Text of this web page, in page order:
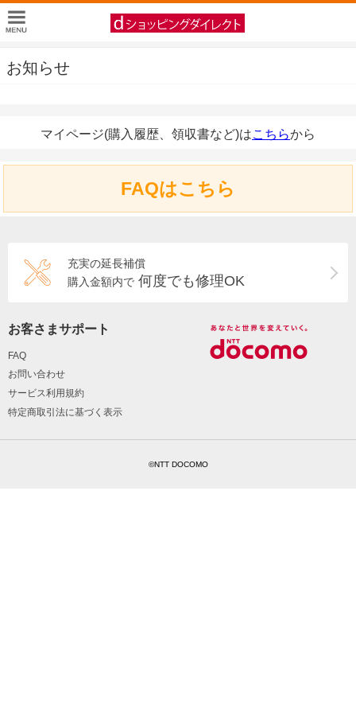
お知らせ
マイページ(購入履歴、領収書など)はこちらから
FAQはこちら
充実の延長補償
購入金額内で 何度でも修理OK
お客さまサポート
FAQ
お問い合わせ
サービス利用規約
特定商取引法に基づく表示
©NTT DOCOMO